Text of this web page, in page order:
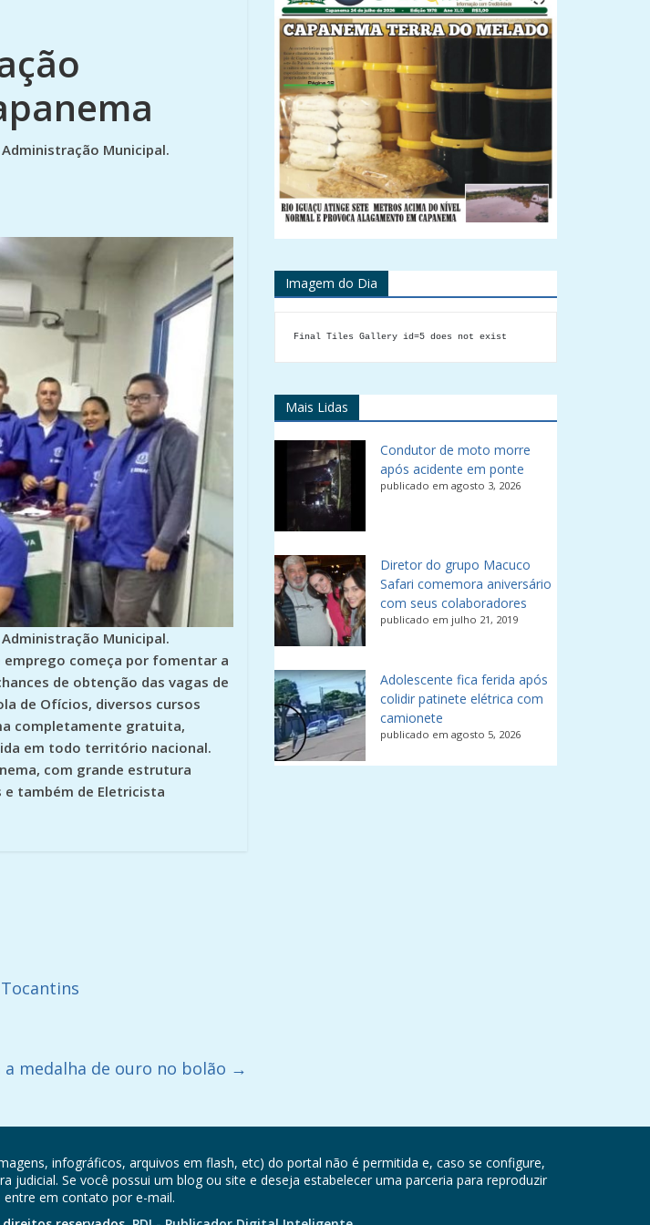
Municipal.
Municipal.
emprego começa por fomentar a
de obtenção das vagas de
de Ofícios, diversos cursos
completamente gratuita,
em todo território nacional.
com grande estrutura
e também de Eletricista
medalha de ouro no bolão →
Imagem do Dia
Final Tiles Gallery id=5 does not exist
Mais Lidas
Condutor de moto morre
após acidente em ponte
publicado em agosto 3, 2026
Diretor do grupo Macuco
Safari comemora aniversário
com seus colaboradores
publicado em julho 21, 2019
Adolescente fica ferida após
colidir patinete elétrica com
camionete
publicado em agosto 5, 2026
infográficos, arquivos em flash, etc) do portal não é permitida e, caso se configure,
Se você possui um blog ou site e deseja estabelecer uma parceria para reproduzir
em contato por e-mail.